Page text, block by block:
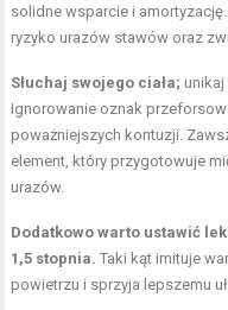
solidne wsparcie i
ryzyko urazów stawów oraz
Słuchaj swojego ciała;
Ignorowanie oznak
poważniejszych kontuzji.
element, który przygotowuje
urazów.
Dodatkowo warto ustawić
1,5 stopnia. Taki kąt imituje
powietrzu i sprzyja lepszemu